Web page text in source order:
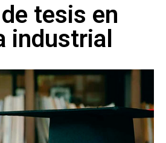
tesis en
industrial